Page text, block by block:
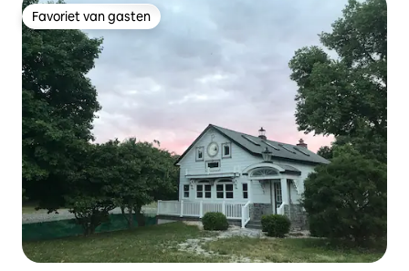
Favoriet van gasten
Favoriet van gasten